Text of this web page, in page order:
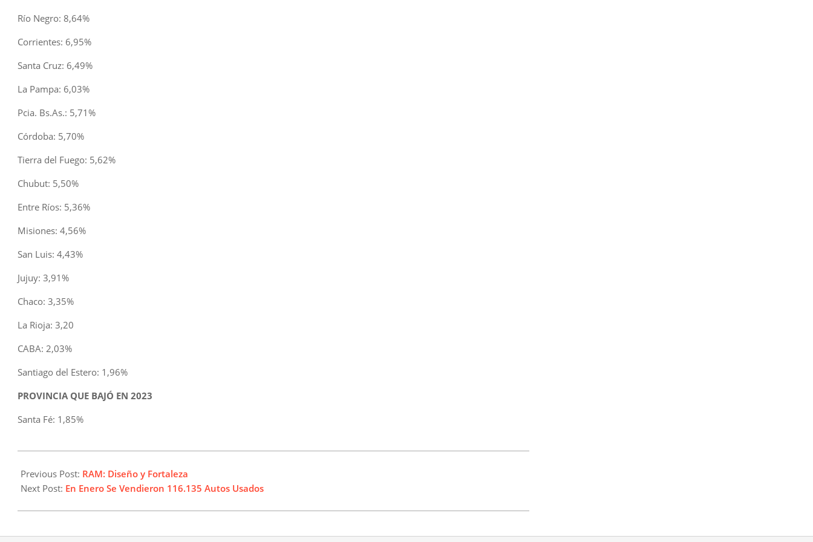
Río Negro: 8,64%
Corrientes: 6,95%
Santa Cruz: 6,49%
La Pampa: 6,03%
Pcia. Bs.As.: 5,71%
Córdoba: 5,70%
Tierra del Fuego: 5,62%
Chubut: 5,50%
Entre Ríos: 5,36%
Misiones: 4,56%
San Luis: 4,43%
Jujuy: 3,91%
Chaco: 3,35%
La Rioja: 3,20
CABA: 2,03%
Santiago del Estero: 1,96%
PROVINCIA QUE BAJÓ EN 2023
Santa Fé: 1,85%
02-
08
Previous Post: RAM: Diseño y Fortaleza
Next Post: En Enero Se Vendieron 116.135 Autos Usados